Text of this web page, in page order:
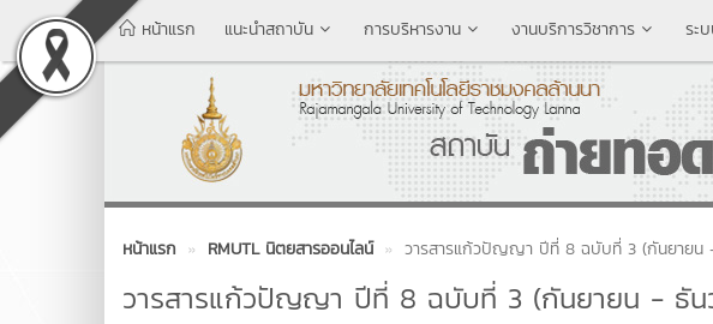
หน้าแรก แนะนำสถาบัน การบริหารงาน งานบริการวิชาการ ระ
หน้าแรก RMUTL นิตยสารออนไลน์ วารสารแก้วปัญญา ปีที่ 8 ฉบับที่ 3 (กันยายน
วารสารแก้วปัญญา ปีที่ 8 ฉบับที่ 3 (กันยายน - ธัน